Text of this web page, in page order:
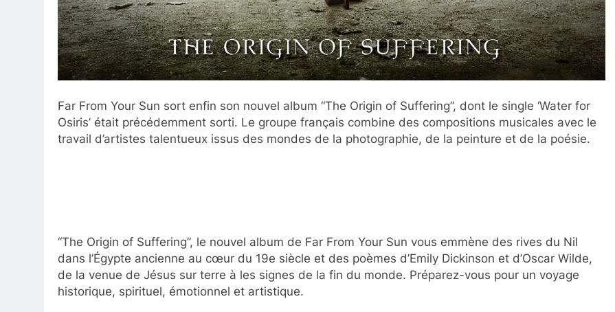
Far From Your Sun sort enfin son nouvel album “The Origin of Suffering”, dont le single ‘Water for
Osiris’ était précédemment sorti. Le groupe français combine des compositions musicales avec le
travail d’artistes talentueux issus des mondes de la photographie, de la peinture et de la poésie.
“The Origin of Suffering”, le nouvel album de Far From Your Sun vous emmène des rives du Nil
dans l’Égypte ancienne au cœur du 19e siècle et des poèmes d’Emily Dickinson et d’Oscar Wilde,
de la venue de Jésus sur terre à les signes de la fin du monde. Préparez-vous pour un voyage
historique, spirituel, émotionnel et artistique.